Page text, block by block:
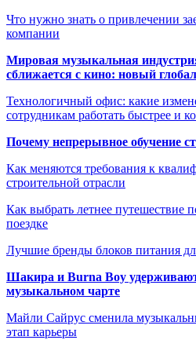
Что нужно знать о привлечении
компании
Мировая музыкальная
сближается с кино: новый
Технологичный офис: какие
сотрудникам работать быстрее и
Почему непрерывное обучение
Как меняются требования к
строительной отрасли
Как выбрать летнее путешествие
поездке
Лучшие бренды блоков питания
Шакира и Burna Boy
музыкальном чарте
Майли Сайрус сменила
этап карьеры